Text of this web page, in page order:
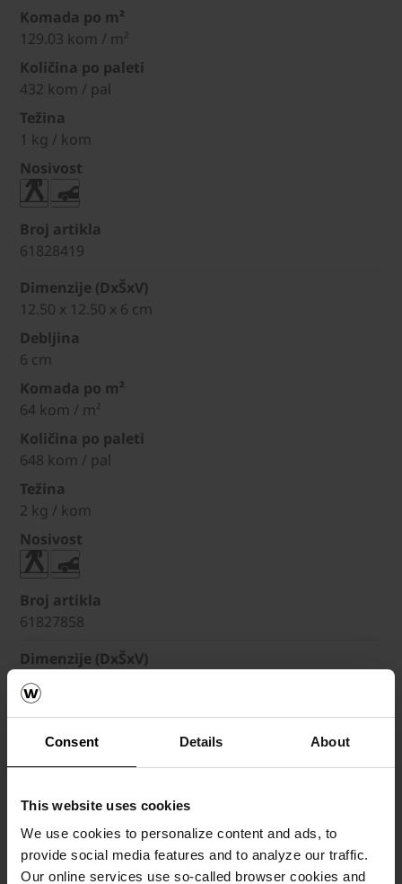
Consent Details About
This website uses cookies
We use cookies to personalize content and ads, to
provide social media features and to analyze our traffic.
Our online services use so-called browser cookies and
Komada po m²
129.03 kom / m²
Količina po paleti
432 kom / pal
Težina
1 kg / kom
Nosivost
Broj artikla
61828419
Dimenzije (DxŠxV)
12.50 x 12.50 x 6 cm
Debljina
6 cm
Komada po m²
64 kom / m²
Količina po paleti
648 kom / pal
Težina
2 kg / kom
Nosivost
Broj artikla
61827858
Dimenzije (DxŠxV)
18.70 x 12.50 x 6 cm
Debljina
Količina po paleti
432 kom / pal
Težina